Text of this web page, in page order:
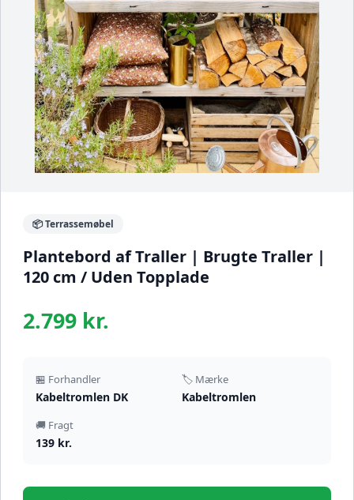
📦 Terrassemøbel
Plantebord af Traller | Brugte Traller |
120 cm / Uden Topplade
2.799 kr.
🏪 Forhandler
Kabeltromlen DK
🏷️ Mærke
Kabeltromlen
🚚 Fragt
139 kr.